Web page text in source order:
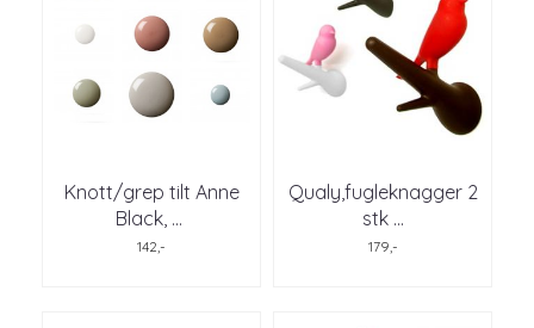
Knott/grep tilt Anne
Black, ...
142,-
Qualy,fugleknagger 2
stk ...
179,-